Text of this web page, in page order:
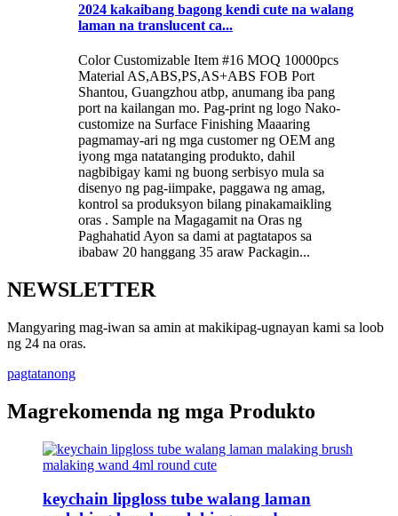
2024 kakaibang bagong kendi cute na walang
laman na translucent ca...
Color Customizable Item #16 MOQ 10000pcs
Material AS,ABS,PS,AS+ABS FOB Port
Shantou, Guangzhou atbp, anumang iba pang
port na kailangan mo. Pag-print ng logo Nako-
customize na Surface Finishing Maaaring
pagmamay-ari ng mga customer ng OEM ang
iyong mga natatanging produkto, dahil
nagbibigay kami ng buong serbisyo mula sa
disenyo ng pag-iimpake, paggawa ng amag,
kontrol sa produksyon bilang pinakamaikling
oras . Sample na Magagamit na Oras ng
Paghahatid Ayon sa dami at pagtatapos sa
ibabaw 20 hanggang 35 araw Packagin...
NEWSLETTER
Mangyaring mag-iwan sa amin at makikipag-ugnayan kami sa loob
ng 24 na oras.
pagtatanong
Magrekomenda ng mga Produkto
keychain lipgloss tube walang laman